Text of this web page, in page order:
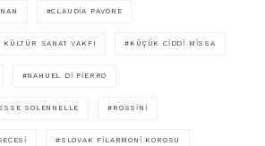
CLAUDIA PAVONE
KÜLTÜR SANAT VAKFI KÜÇÜK CIDDI MISSA
NAHUEL DI PIERRO
SOLENNELLE ROSSINI
SLOVAK FILARMONI KOROSU